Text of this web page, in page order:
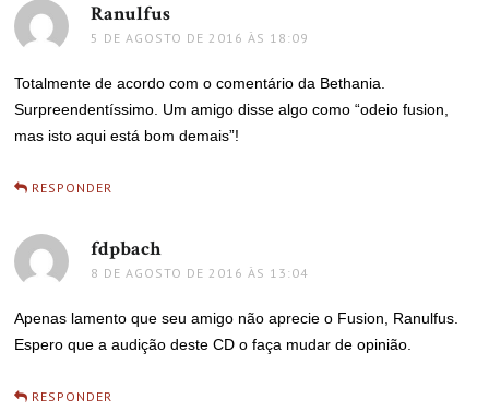
Ranulfus
5 DE AGOSTO DE 2016 ÀS 18:09
Totalmente de acordo com o comentário da Bethania.
Surpreendentíssimo. Um amigo disse algo como “odeio fusion,
mas isto aqui está bom demais”!
RESPONDER
fdpbachdisse:
8 DE AGOSTO DE 2016 ÀS 13:04
Apenas lamento que seu amigo não aprecie o Fusion, Ranulfus.
Espero que a audição deste CD o faça mudar de opinião.
RESPONDER